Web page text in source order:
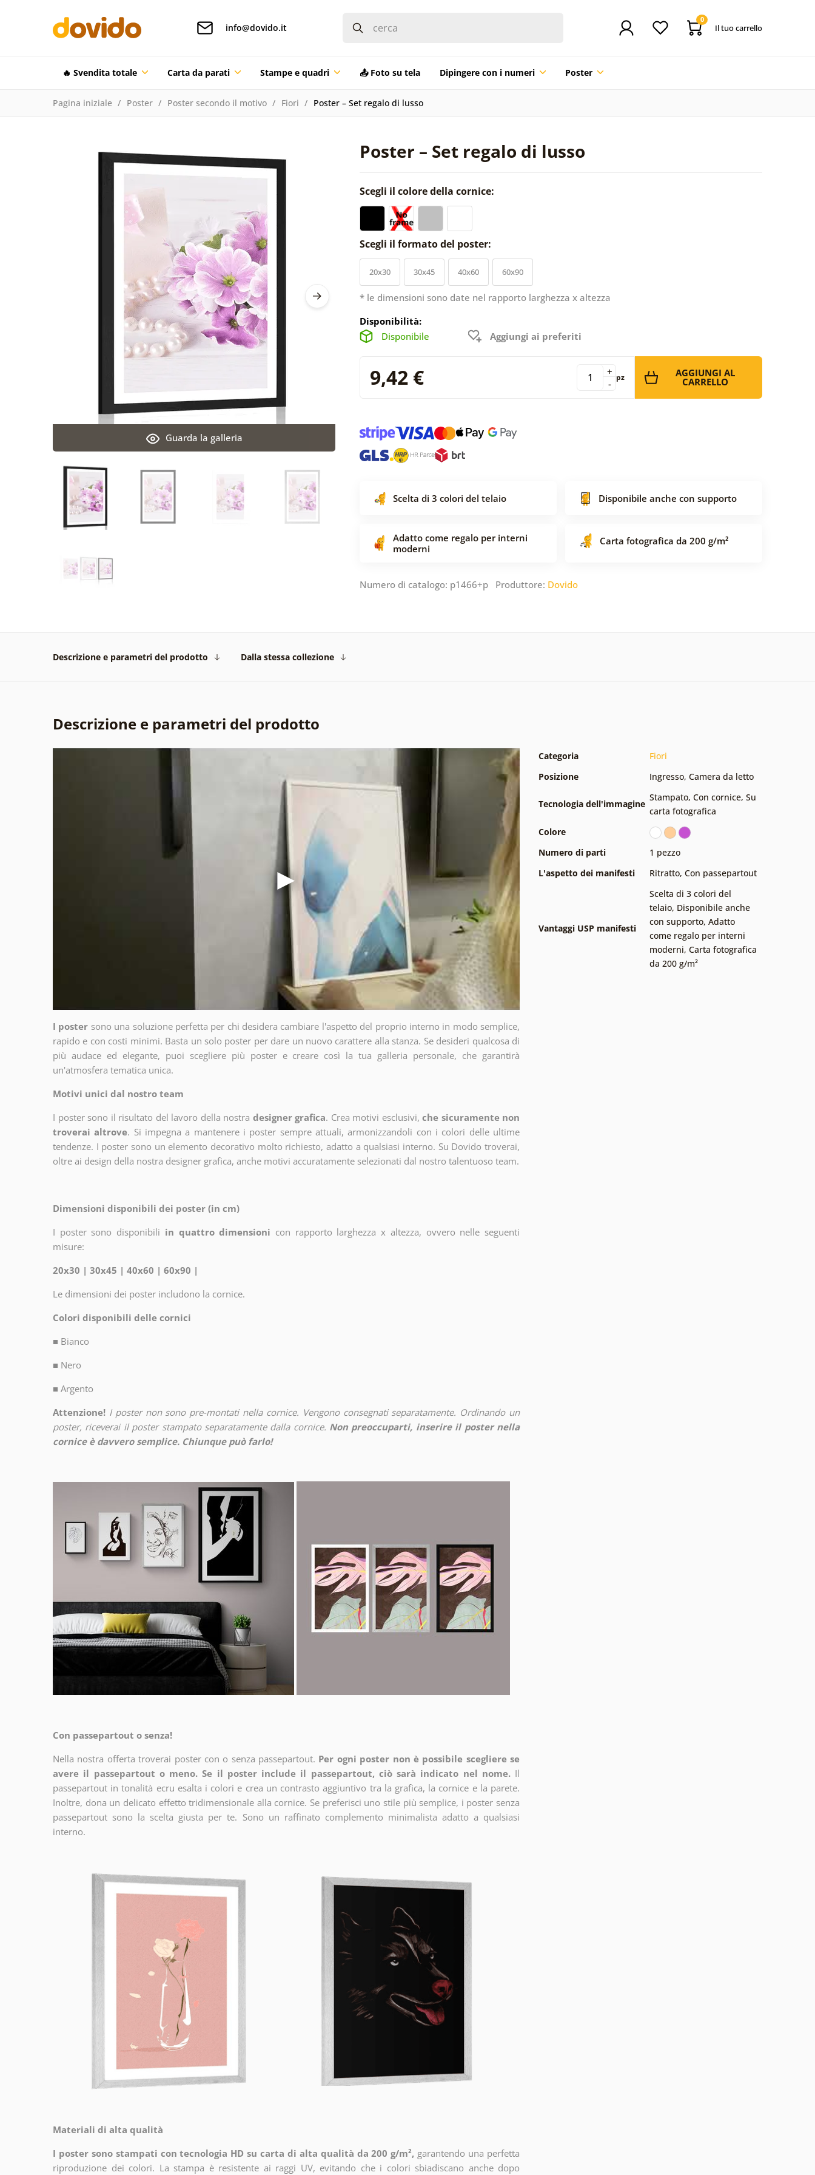
info@dovido.it
0
Il tuo carrello
🔥 Svendita totale Carta da parati Stampe e quadri 📤 Foto su tela Dipingere con i numeri Poster
Pagina iniziale Poster Poster secondo il motivo Fiori Poster – Set regalo di lusso
Poster – Set regalo di lusso
Guarda la galleria
Scegli il colore della cornice:
Scegli il formato del poster:
20x30 30x45 40x60 60x90
* le dimensioni sono date nel rapporto larghezza x altezza
Disponibilità:
Disponibile
Aggiungi ai preferiti
9,42 € -
+ pz AGGIUNGI AL
CARRELLO
Scelta di 3 colori del telaio Disponibile anche con supporto
Adatto come regalo per interni
moderni
Carta fotografica da 200 g/m²
Numero di catalogo: p1466+p Produttore: Dovido
Descrizione e parametri del prodotto Dalla stessa collezione
Descrizione e parametri del prodotto
I poster sono una soluzione perfetta per chi desidera cambiare l'aspetto del proprio interno in modo semplice,
rapido e con costi minimi. Basta un solo poster per dare un nuovo carattere alla stanza. Se desideri qualcosa di
più audace ed elegante, puoi scegliere più poster e creare così la tua galleria personale, che garantirà
un'atmosfera tematica unica.
Motivi unici dal nostro team
I poster sono il risultato del lavoro della nostra designer grafica. Crea motivi esclusivi, che sicuramente non
troverai altrove. Si impegna a mantenere i poster sempre attuali, armonizzandoli con i colori delle ultime
tendenze. I poster sono un elemento decorativo molto richiesto, adatto a qualsiasi interno. Su Dovido troverai,
oltre ai design della nostra designer grafica, anche motivi accuratamente selezionati dal nostro talentuoso team.
Dimensioni disponibili dei poster (in cm)
I poster sono disponibili in quattro dimensioni con rapporto larghezza x altezza, ovvero nelle seguenti
misure:
20x30 | 30x45 | 40x60 | 60x90 |
Le dimensioni dei poster includono la cornice.
Colori disponibili delle cornici
■ Bianco
■ Nero
■ Argento
Attenzione! I poster non sono pre-montati nella cornice. Vengono consegnati separatamente. Ordinando un
poster, riceverai il poster stampato separatamente dalla cornice. Non preoccuparti, inserire il poster nella
cornice è davvero semplice. Chiunque può farlo!
Con passepartout o senza!
Nella nostra offerta troverai poster con o senza passepartout. Per ogni poster non è possibile scegliere se
avere il passepartout o meno. Se il poster include il passepartout, ciò sarà indicato nel nome. Il
passepartout in tonalità ecru esalta i colori e crea un contrasto aggiuntivo tra la grafica, la cornice e la parete.
Inoltre, dona un delicato effetto tridimensionale alla cornice. Se preferisci uno stile più semplice, i poster senza
passepartout sono la scelta giusta per te. Sono un raffinato complemento minimalista adatto a qualsiasi
interno.
Materiali di alta qualità
I poster sono stampati con tecnologia HD su carta di alta qualità da 200 g/m², garantendo una perfetta
riproduzione dei colori. La stampa è resistente ai raggi UV, evitando che i colori sbiadiscano anche dopo
Categoria
Fiori
Posizione
Ingresso, Camera da letto
Tecnologia dell'immagine
Stampato, Con cornice, Su
carta fotografica
Colore
Numero di parti
1 pezzo
L'aspetto dei manifesti
Ritratto, Con passepartout
Vantaggi USP manifesti
Scelta di 3 colori del
telaio, Disponibile anche
con supporto, Adatto
come regalo per interni
moderni, Carta fotografica
da 200 g/m²